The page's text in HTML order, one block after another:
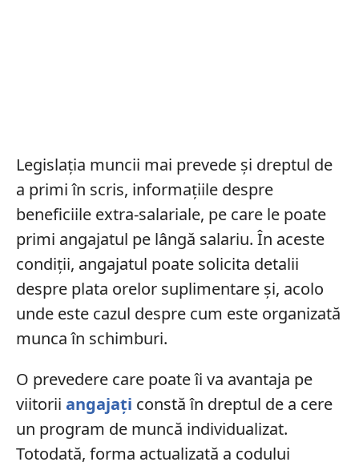
Legislația muncii mai prevede și dreptul de
a primi în scris, informațiile despre
beneficiile extra-salariale, pe care le poate
primi angajatul pe lângă salariu. În aceste
condiții, angajatul poate solicita detalii
despre plata orelor suplimentare și, acolo
unde este cazul despre cum este organizată
munca în schimburi.
O prevedere care poate îi va avantaja pe
viitorii angajați constă în dreptul de a cere
un program de muncă individualizat.
Totodată, forma actualizată a codului